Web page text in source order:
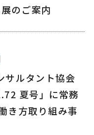
のご案内
サルタント協会
夏号」に常務
き方取り組み事